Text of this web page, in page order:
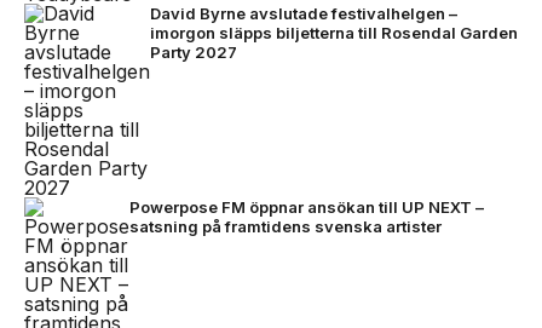
David Byrne avslutade festivalhelgen –
imorgon släpps biljetterna till Rosendal Garden
Party 2027
Powerpose FM öppnar ansökan till UP NEXT –
satsning på framtidens svenska artister